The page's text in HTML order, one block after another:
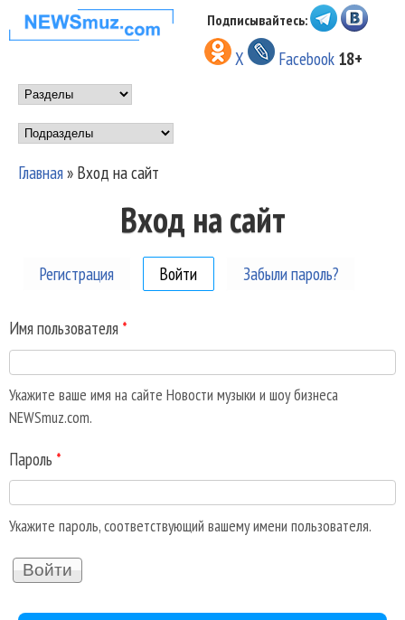
Перейти к основному
содержанию
НОВОСТИ
МУЗЫКИ И
ШОУ БИЗНЕСА
NEWSMUZ.COM
Подписывайтесь:
X Facebook 18+
Main menu
Подразделы
Вы здесь
Главная» Вход на сайт
Вход на сайт
Регистрация Войти (активная вкладка)
Забыли пароль?
Имя пользователя *
Укажите ваше имя на сайте Новости музыки и шоу бизнеса
NEWSmuz.com.
Пароль *
Укажите пароль, соответствующий вашему имени пользователя.